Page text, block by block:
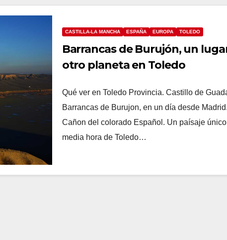
CASTILLA-LA MANCHA ESPAÑA EUROPA TOLEDO
Barrancas de Burujón, un
otro planeta en Toledo
Qué ver en Toledo Provincia. Castillo de
Barrancas de Burujon, en un día desde
Cañon del colorado Español. Un paísaje
media hora de Toledo…